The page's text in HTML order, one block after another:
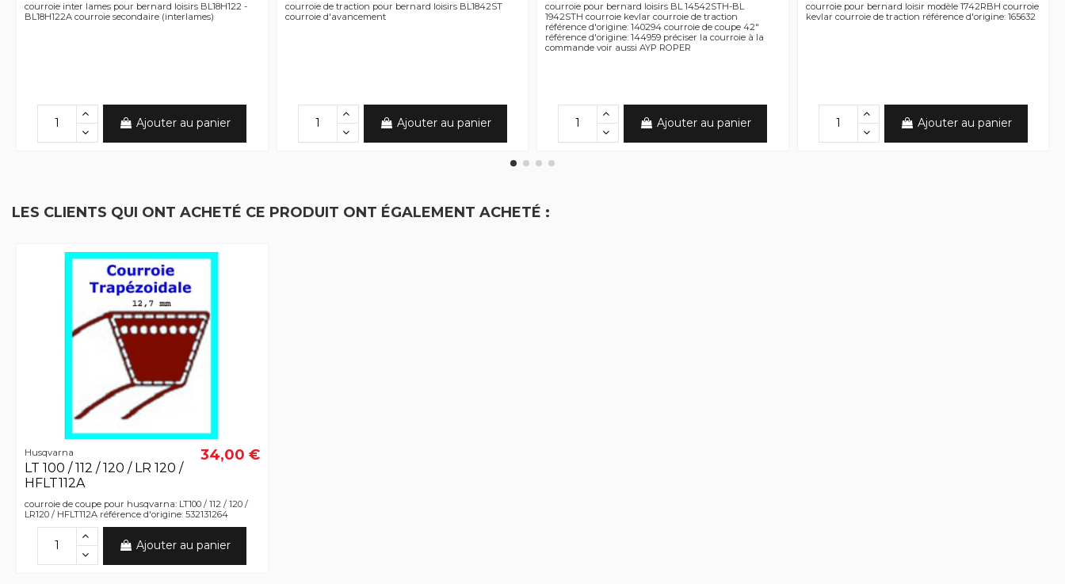
courroie inter lames pour bernard loisirs BL18H122 -
BL18H122A courroie secondaire (interlames)
Ajouter au panier
courroie de traction pour bernard loisirs BL1842ST
courroie d'avancement
Ajouter au panier
courroie pour bernard loisirs BL 14542STH-BL
1942STH courroie kevlar courroie de traction
référence d'origine: 140294 courroie de coupe 42"
référence d'origine: 144959 préciser la courroie à la
commande voir aussi AYP ROPER
Ajouter au panier
courroie pour bernard loisir modèle 1742RBH courroie
kevlar courroie de traction référence d'origine: 165632
Ajouter au panier
LES CLIENTS QUI ONT ACHETÉ CE PRODUIT ONT ÉGALEMENT ACHETÉ :
Husqvarna
LT 100 / 112 / 120 / LR 120 /
HFLT112A
34,00 €
courroie de coupe pour husqvarna: LT100 / 112 / 120 /
LR120 / HFLT112A référence d'origine: 532131264
Ajouter au panier